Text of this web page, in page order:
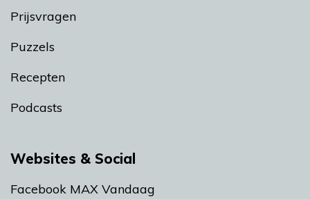
Prijsvragen
Puzzels
Recepten
Podcasts
Websites & Social
Facebook MAX Vandaag